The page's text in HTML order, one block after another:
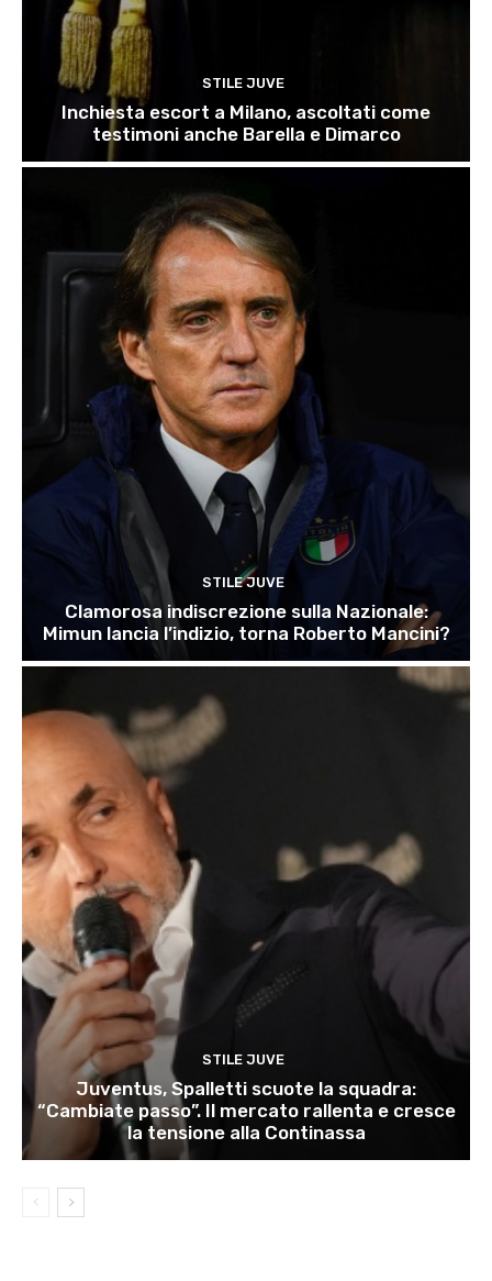
STILE JUVE
Inchiesta escort a Milano, ascoltati come
testimoni anche Barella e Dimarco
STILE JUVE
Clamorosa indiscrezione sulla Nazionale:
Mimun lancia l’indizio, torna Roberto Mancini?
STILE JUVE
Juventus, Spalletti scuote la squadra:
“Cambiate passo”. Il mercato rallenta e cresce
la tensione alla Continassa